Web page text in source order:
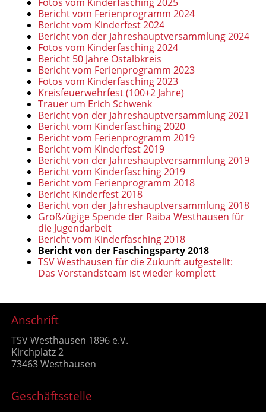
Bericht vom Ferienprogramm 2024
Bericht vom Kinderfest 2024
Bericht von der Jahreshauptversammlung 2024
Fotos vom Kinderfasching 2024
Bericht 50 Jahre Ostalbkreis
Bericht vom Ferienprogramm 2023
Fotos vom Kinderfasching 2023
Kreisfeuerwehrfest (100+2 Jahre)
Trauer um Erich Schwenk
Bericht von der Jahreshauptversammlung 2021
Bericht vom Kinderfasching 2020
Bericht vom Ferienprogramm 2019
Bericht vom Kinderfest 2019
Bericht von der Jahreshauptversammlung 2019
Bericht vom Kinderfasching 2019
Bericht vom Ferienprogramm 2018
Bericht Kinderfest 2018
Bericht von der Jahreshauptversammlung 2018
Großzügige Spende der Raiba Westhausen für
die Jugendarbeit
Bericht vom Kinderfasching 2018
Bericht von der Faschingsparty 2018
TSV Westhausen für die Zukunft aufgestellt:
Das Vorstandsteam ist wieder komplett
Anschrift
TSV Westhausen 1896 e.V.
Kirchplatz 2
73463 Westhausen
Geschäftsstelle